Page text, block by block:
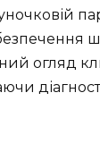
огляд